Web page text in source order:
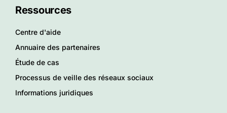
Ressources
Centre d'aide
Annuaire des partenaires
Étude de cas
Processus de veille des réseaux sociaux
Informations juridiques